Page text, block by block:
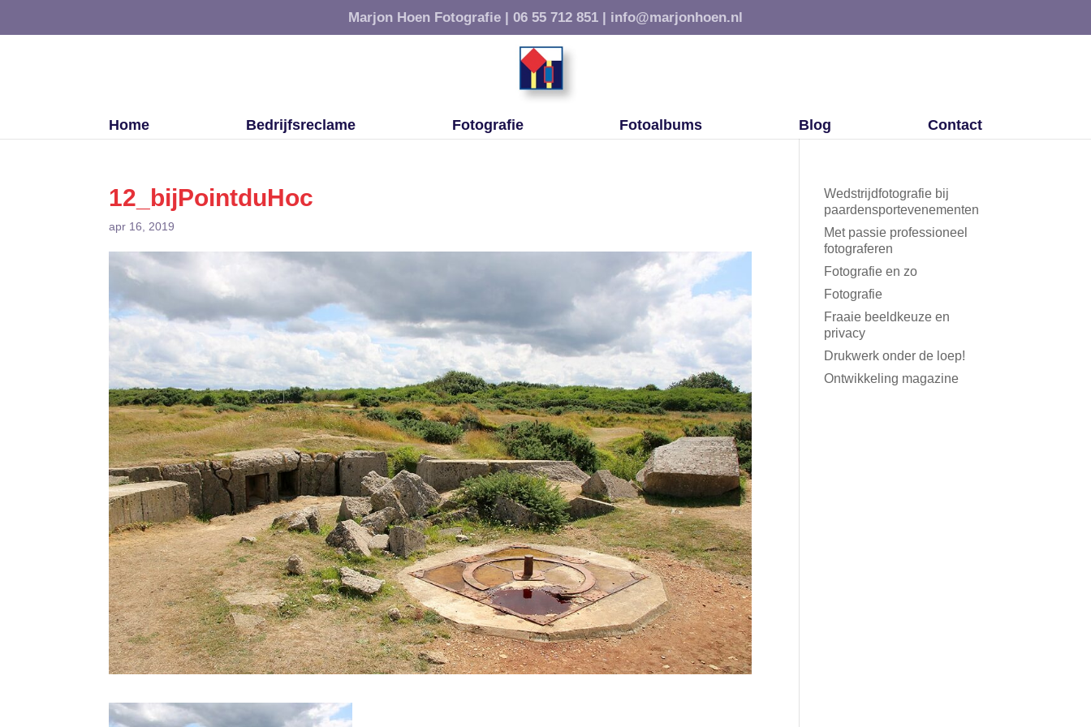
Marjon Hoen Fotografie | 06 55 712 851 | info@marjonhoen.nl
Home Bedrijfsreclame Fotografie Fotoalbums Blog Contact
12_bijPointduHoc
apr 16, 2019
Wedstrijdfotografie bij
paardensportevenementen
Met passie professioneel
fotograferen
Fotografie en zo
Fotografie
Fraaie beeldkeuze en
privacy
Drukwerk onder de loep!
Ontwikkeling magazine